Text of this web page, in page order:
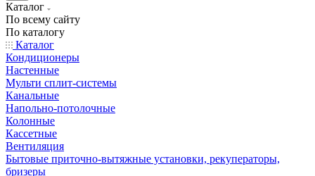
Каталог
По всему сайту
По каталогу
Каталог
Кондиционеры
Настенные
Мульти сплит-системы
Канальные
Напольно-потолочные
Колонные
Кассетные
Вентиляция
Бытовые приточно-вытяжные установки, рекуператоры,
бризеры